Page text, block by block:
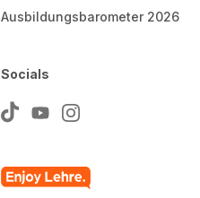
Ausbildungsbarometer 2026
Socials